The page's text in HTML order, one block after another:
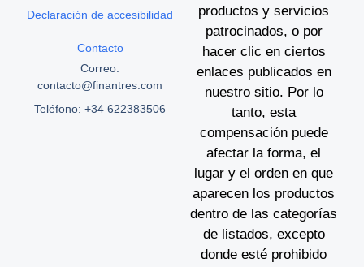
productos y servicios
patrocinados, o por
hacer clic en ciertos
enlaces publicados en
nuestro sitio. Por lo
tanto, esta
compensación puede
afectar la forma, el
lugar y el orden en que
aparecen los productos
dentro de las categorías
de listados, excepto
donde esté prohibido
Declaración de accesibilidad
Contacto
Correo:
contacto@finantres.com
Teléfono: +34 622383506